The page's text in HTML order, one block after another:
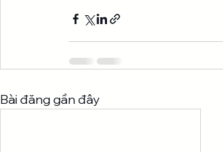
Bài đăng gần đây